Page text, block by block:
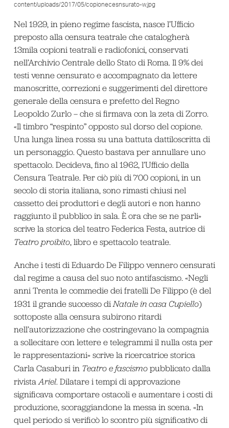
content/uploads/2017/05/copionecesnsurato-w.jpg
Nel 1929, in pieno regime fascista, nasce l’Ufficio
preposto alla censura teatrale che catalogherà
13mila copioni teatrali e radiofonici, conservati
nell’Archivio Centrale dello Stato di Roma. Il 9% dei
testi venne censurato e accompagnato da lettere
manoscritte, correzioni e suggerimenti del direttore
generale della censura e prefetto del Regno
Leopoldo Zurlo – che si firmava con la zeta di Zorro.
«Il timbro “respinto” opposto sul dorso del copione.
Una lunga linea rossa su una battuta dattiloscritta di
un personaggio. Questo bastava per annullare uno
spettacolo. Decideva, fino al 1962, l’Ufficio della
Censura Teatrale. Per ciò più di 700 copioni, in un
secolo di storia italiana, sono rimasti chiusi nel
cassetto dei produttori e degli autori e non hanno
raggiunto il pubblico in sala. È ora che se ne parli»
scrive la storica del teatro Federica Festa, autrice di
Teatro proibito, libro e spettacolo teatrale.
Anche i testi di Eduardo De Filippo vennero censurati
dal regime a causa del suo noto antifascismo. «Negli
anni Trenta le commedie dei fratelli De Filippo (è del
1931 il grande successo diNatale in casa Cupiello)
sottoposte alla censura subirono ritardi
nell’autorizzazione che costringevano la compagnia
a sollecitare con lettere e telegrammi il nulla osta per
le rappresentazioni» scrive la ricercatrice storica
Carla Casaburi in Teatro e fascismo pubblicato dalla
rivista Ariel. Dilatare i tempi di approvazione
significava comportare ostacoli e aumentare i costi di
produzione, scoraggiandone la messa in scena. «In
quel periodo si verificò lo scontro più significativo di